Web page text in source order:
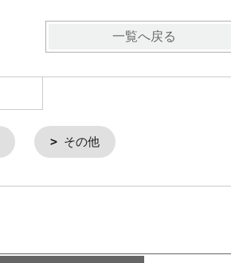
一覧へ戻る
その他